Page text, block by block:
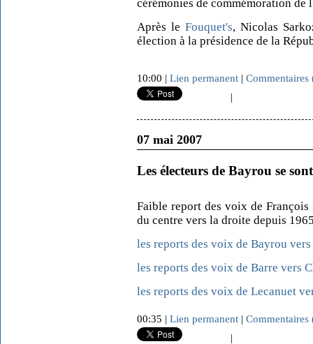
cérémonies de commémoration
Après le Fouquet's, Nicolas
élection à la présidence de la
10:00 | Lien permanent | Commentaires
|
07 mai 2007
Les électeurs de Bayrou se
Faible report des voix de
du centre vers la droite depuis
les reports des voix de Bayrou
les reports des voix de Barre vers
les reports des voix de Lecanuet
00:35 | Lien permanent | Commentaires
|